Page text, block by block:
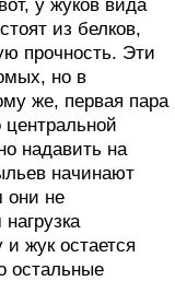
у жуков вида
из белков,
прочность. Эти
но в
же, первая пара
надавить на
начинают
они не
и жук остается
остальные